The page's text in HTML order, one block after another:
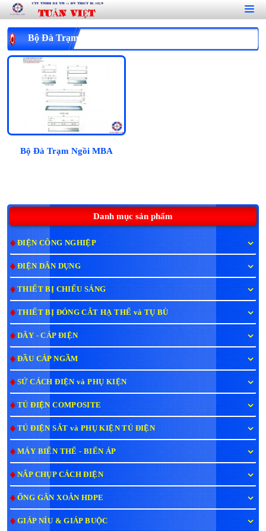
Danh mục sản phẩm
ĐIỆN CÔNG NGHIỆP
ĐIỆN DÂN DỤNG
THIẾT BỊ CHIẾU SÁNG
THIẾT BỊ ĐÓNG CẮT HẠ THẾ và TỤ BÙ
DÂY - CÁP ĐIỆN
ĐẦU CÁP NGẦM
SỨ CÁCH ĐIỆN và PHỤ KIỆN
TỦ ĐIỆN COMPOSITE
TỦ ĐIỆN SẮT và PHỤ KIỆN TỦ ĐIỆN
MÁY BIẾN THẾ - BIẾN ÁP
NẮP CHỤP CÁCH ĐIỆN
ỐNG GÂN XOẮN HDPE
GIÁP NÍU & GIÁP BUỘC
Bộ Đà Trạm Ngồi Đỡ MBA
Bộ Đà Trạm Ngồi MBA